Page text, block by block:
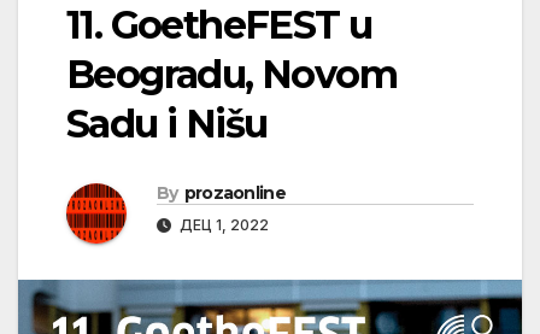
11. GoetheFEST u
Beogradu, Novom
Sadu i Nišu
By prozaonline
ДЕЦ 1, 2022